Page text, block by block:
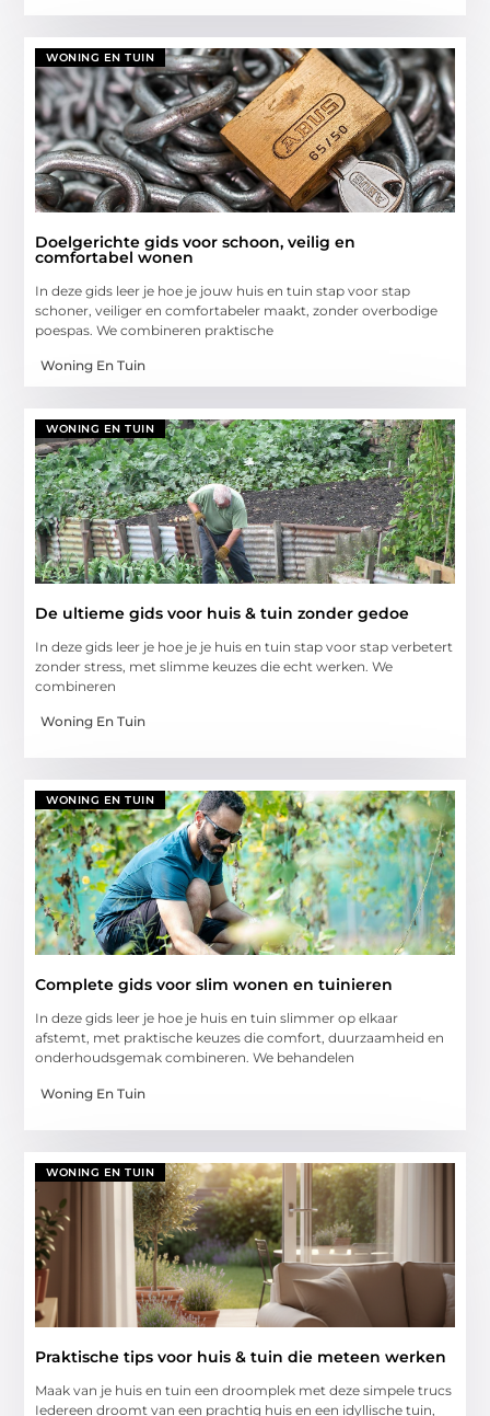
WONING EN TUIN
Doelgerichte gids voor schoon, veilig en
comfortabel wonen
In deze gids leer je hoe je jouw huis en tuin stap voor stap
schoner, veiliger en comfortabeler maakt, zonder overbodige
poespas. We combineren praktische
Woning En Tuin
WONING EN TUIN
De ultieme gids voor huis & tuin zonder gedoe
In deze gids leer je hoe je je huis en tuin stap voor stap verbetert
zonder stress, met slimme keuzes die echt werken. We
combineren
Woning En Tuin
WONING EN TUIN
Complete gids voor slim wonen en tuinieren
In deze gids leer je hoe je huis en tuin slimmer op elkaar
afstemt, met praktische keuzes die comfort, duurzaamheid en
onderhoudsgemak combineren. We behandelen
Woning En Tuin
WONING EN TUIN
Praktische tips voor huis & tuin die meteen werken
Maak van je huis en tuin een droomplek met deze simpele trucs
Iedereen droomt van een prachtig huis en een idyllische tuin,